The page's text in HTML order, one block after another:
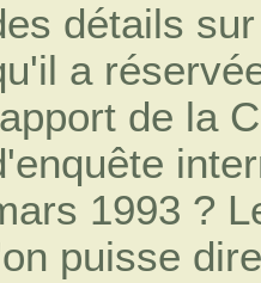
détails
a
de la
1993 ?
puisse